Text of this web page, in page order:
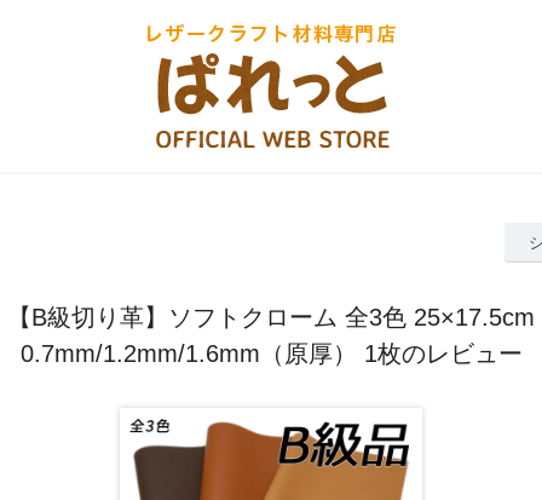
【B級切り革】ソフトクローム 全3色 25×17.5cm
0.7mm/1.2mm/1.6mm（原厚） 1枚のレビュー